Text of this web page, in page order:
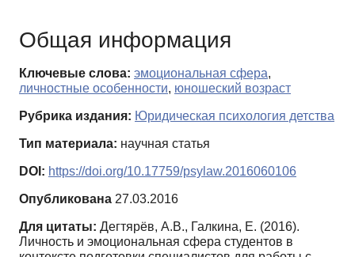
Общая информация
Ключевые слова: эмоциональная сфера,
личностные особенности, юношеский возраст
Рубрика издания: Юридическая психология детства
Тип материала: научная статья
DOI: https://doi.org/10.17759/psylaw.2016060106
Опубликована 27.03.2016
Для цитаты: Дегтярёв, А.В., Галкина, Е. (2016).
Личность и эмоциональная сфера студентов в